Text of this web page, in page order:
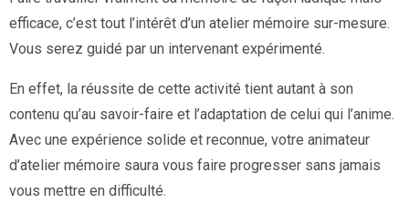
efficace, c’est tout l’intérêt d’un atelier mémoire sur-mesure.
Vous serez guidé par un intervenant expérimenté.
En effet, la réussite de cette activité tient autant à son
contenu qu’au savoir-faire et l’adaptation de celui qui l’anime.
Avec une expérience solide et reconnue, votre animateur
d’atelier mémoire saura vous faire progresser sans jamais
vous mettre en difficulté.